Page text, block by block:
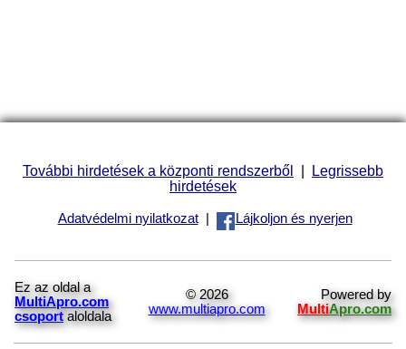
További hirdetések a központi rendszerből | Legrissebb
hirdetések
Adatvédelmi nyilatkozat| Lájkoljon és nyerjen
Ez az oldal a
MultiApro.com
csoport aloldala
© 2026
www.multiapro.com
Powered by
MultiApro.com